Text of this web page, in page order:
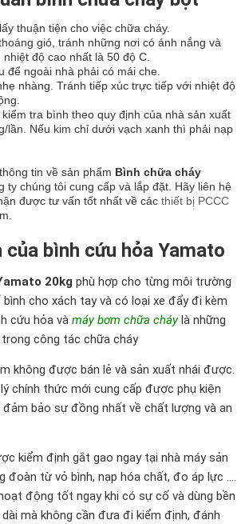
thuận tiện cho việc chữa cháy.
gió, tránh những nơi có ánh nắng và
độ cao nhất là 50 độ C.
để ngoài nhà phải có mái che.
nhàng. Tránh tiếp xúc trực tiếp với nhiệt độ
tra bình theo quy định của nhà sản xuất
lần. Nếu kim chỉ dưới vạch xanh thì phải nạp
tin về sản phẩm Bình chữa cháy
ty chúng tôi cung cấp và lắp đặt. Hãy liên hệ
được tư vấn tốt nhất về các thiết bị PCCC
bình cứu hỏa Yamato
20kg phù hợp cho từng môi trường
cho xách tay và có loại xe đẩy đi kèm
cứu hỏa và máy bơm chữa cháylà những
công tác chữa cháy
không được bán lẻ và sản xuất nhái được.
chính thức mới cung cấp được phụ kiện
bảo sự đồng nhất về chất lượng và an
kiểm định gắt gao ngay tại nhà máy sản
đoàn từ vỏ bình, nạp hóa chất, đo áp lực ….
động tốt ngay khi có sự cố và dùng bền
mà không cần đưa đi kiểm định, đánh